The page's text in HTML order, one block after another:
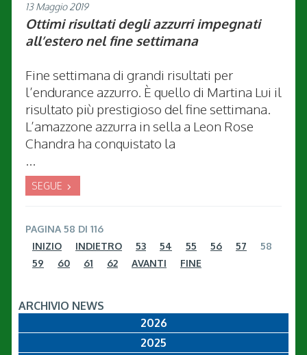
13 Maggio 2019
Ottimi risultati degli azzurri impegnati
all’estero nel fine settimana
Fine settimana di grandi risultati per
l’endurance azzurro. È quello di Martina Lui il
risultato più prestigioso del fine settimana.
L’amazzone azzurra in sella a Leon Rose
Chandra ha conquistato la
...
SEGUE
PAGINA 58 DI 116
INIZIO
INDIETRO 53 54 55 56 57
58
59
60 61 62 AVANTI FINE
ARCHIVIO NEWS
2026
2025